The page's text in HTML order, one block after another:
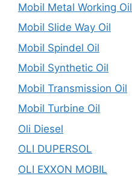
Mobil Metal Working Oil
Mobil Slide Way Oil
Mobil Spindel Oil
Mobil Synthetic Oil
Mobil Transmission Oil
Mobil Turbine Oil
Oli Diesel
OLI DUPERSOL
OLI EXXON MOBIL